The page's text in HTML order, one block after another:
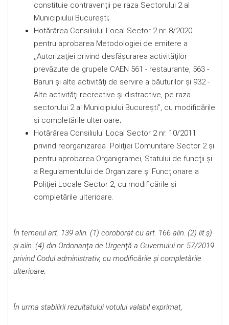
constituie contravenții pe raza Sectorului 2 al
Municipiului Bucureşti;
Hotărârea Consiliului Local Sector 2 nr. 8/2020
pentru aprobarea Metodologiei de emitere a
,,Autorizaţiei privind desfăşurarea activităţilor
prevăzute de grupele CAEN 561 - restaurante, 563 -
Baruri şi alte activităţi de servire a băuturilor şi 932 -
Alte activităţi recreative şi distractive, pe raza
sectorului 2 al Municipiului Bucureşti”, cu modificările
și completările ulterioare;
Hotărârea Consiliului Local Sector 2 nr. 10/2011
privind reorganizarea Poliţiei Comunitare Sector 2 şi
pentru aprobarea Organigramei, Statului de funcţii şi
a Regulamentului de Organizare şi Funcţionare a
Poliţiei Locale Sector 2, cu modificările și
completările ulterioare.
În temeiul art. 139 alin. (1) coroborat cu art. 166 alin. (2) lit.ş)
şi alin. (4) din Ordonanţa de Urgenţă a Guvernului nr. 57/2019
privind Codul administrativ, cu modificările şi completările
ulterioare;
În urma stabilirii rezultatului votului valabil exprimat,